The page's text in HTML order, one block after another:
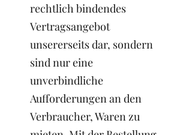
rechtlich bindendes
Vertragsangebot
unsererseits dar, sondern
sind nur eine
unverbindliche
Aufforderungen an den
Verbraucher, Waren zu